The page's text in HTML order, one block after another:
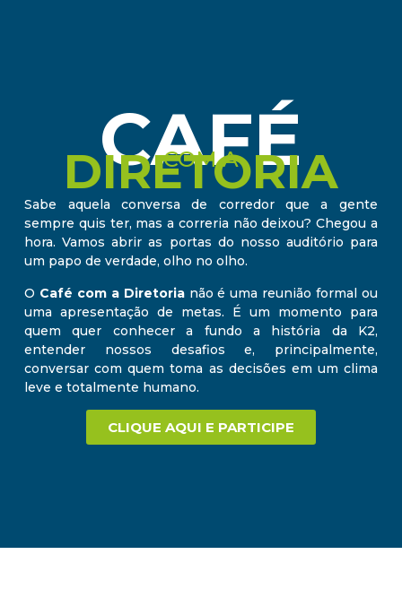
CAFÉ
COM A
DIRETORIA
Sabe aquela conversa de corredor que a gente
sempre quis ter, mas a correria não deixou? Chegou a
hora. Vamos abrir as portas do nosso auditório para
um papo de verdade, olho no olho.
O Café com a Diretorianão é uma reunião formal ou
uma apresentação de metas. É um momento para
quem quer conhecer a fundo a história da K2,
entender nossos desafios e, principalmente,
conversar com quem toma as decisões em um clima
leve e totalmente humano.
CLIQUE AQUI E PARTICIPE